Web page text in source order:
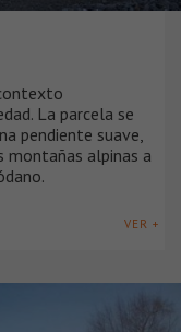
La parcela se
pendiente suave,
montañas alpinas a
VER +